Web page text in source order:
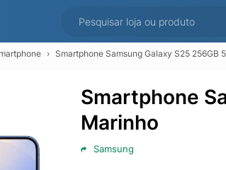
Smartphone Samsung Galaxy S25 256GB
Smartphone
Marinho
Samsung